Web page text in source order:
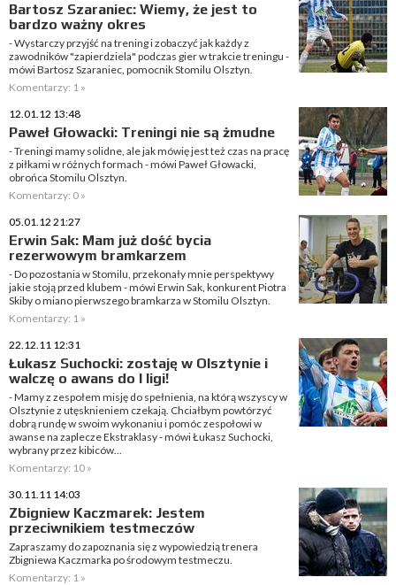
Bartosz Szaraniec: Wiemy, że jest to
bardzo ważny okres
- Wystarczy przyjść na trening i zobaczyć jak każdy z
zawodników "zapierdziela" podczas gier w trakcie treningu -
mówi Bartosz Szaraniec, pomocnik Stomilu Olsztyn.
Komentarzy: 1 »
12.01.12 13:48
Paweł Głowacki: Treningi nie są żmudne
- Treningi mamy solidne, ale jak mówię jest też czas na pracę
z piłkami w różnych formach - mówi Paweł Głowacki,
obrońca Stomilu Olsztyn.
Komentarzy: 0 »
05.01.12 21:27
Erwin Sak: Mam już dość bycia
rezerwowym bramkarzem
- Do pozostania w Stomilu, przekonały mnie perspektywy
jakie stoją przed klubem - mówi Erwin Sak, konkurent Piotra
Skiby o miano pierwszego bramkarza w Stomilu Olsztyn.
Komentarzy: 1 »
22.12.11 12:31
Łukasz Suchocki: zostaję w Olsztynie i
walczę o awans do I ligi!
- Mamy z zespołem misję do spełnienia, na którą wszyscy w
Olsztynie z utęsknieniem czekają. Chciałbym powtórzyć
dobrą rundę w swoim wykonaniu i pomóc zespołowi w
awanse na zaplecze Ekstraklasy - mówi Łukasz Suchocki,
wybrany przez kibiców...
Komentarzy: 10 »
30.11.11 14:03
Zbigniew Kaczmarek: Jestem
przeciwnikiem testmeczów
Zapraszamy do zapoznania się z wypowiedzią trenera
Zbigniewa Kaczmarka po środowym testmeczu.
Komentarzy: 1 »